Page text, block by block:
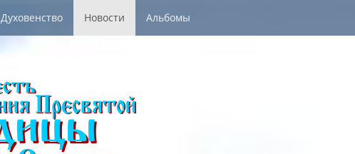
Духовенство Новости Альбомы